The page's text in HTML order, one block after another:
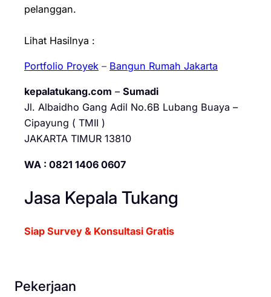
pelanggan.
Lihat Hasilnya :
Portfolio Proyek – Bangun Rumah Jakarta
kepalatukang.com – Sumadi
Jl. Albaidho Gang Adil No.6B Lubang Buaya –
Cipayung ( TMII )
JAKARTA TIMUR 13810
WA : 0821 1406 0607
Jasa Kepala Tukang
Siap Survey & Konsultasi Gratis
Pekerjaan